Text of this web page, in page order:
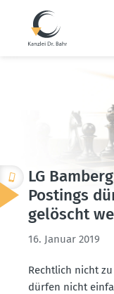
LG
Postings
gelöscht
16. Januar 2019
Rechtlich nicht
dürfen nicht